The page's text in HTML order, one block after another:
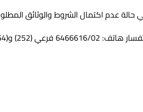
عدم اكتمال الشروط والوثائق
6466616/02 فرعي (252) و(254)